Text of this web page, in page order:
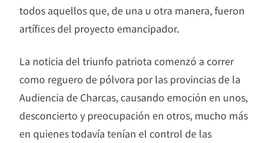
todos aquellos que, de una u otra manera, fueron
artífices del proyecto emancipador.
La noticia del triunfo patriota comenzó a correr
como reguero de pólvora por las provincias de la
Audiencia de Charcas, causando emoción en unos,
desconcierto y preocupación en otros, mucho más
en quienes todavía tenían el control de las